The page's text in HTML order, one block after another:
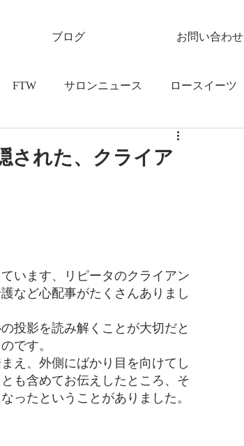
ブログ お問い合わせ
FTW サロンニュース ロースイーツ
された、クライア
います、リピータのクライアン
など心配事がたくさんありまし
投影を読み解くことが大切だと
です。
え、外側にばかり目を向けてし
も含めてお伝えしたところ、そ
ったということがありました。